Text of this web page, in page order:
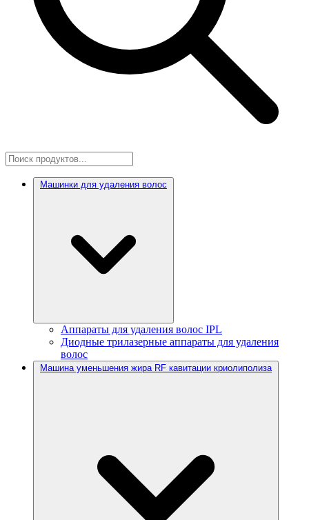
Машинки для удаления волос
Аппараты для удаления волос IPL
Диодные трилазерные аппараты для удаления
волос
Машина уменьшения жира RF кавитации криолиполиза